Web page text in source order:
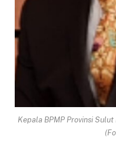
Kepala BPMP Provinsi Sulut